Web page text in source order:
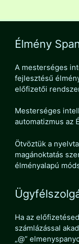
Élmény
A mesterséges
fejlesztésű
előfizetői
Mesterséges
automatizmus az
Ötvöztük a
magánoktatás
élményalapú
Ha az
számlázással
„@”